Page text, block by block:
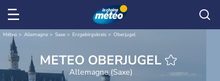
Météo Allemagne Saxe Erzgebirgskreis Oberjugel
METEO OBERJUGEL
Allemagne (Saxe)